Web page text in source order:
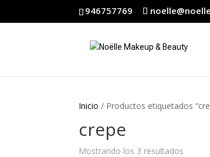
946757769
Inicio / Productos etiquetados
crepe
Mostrando los 3 resultados